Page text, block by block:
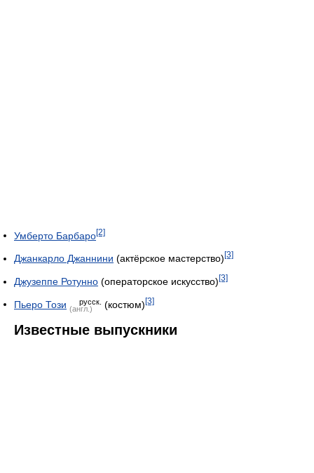
Умберто Барбаро[2]
Джанкарло Джаннини (актёрское мастерство) [3]
Джузеппе Ротунно (операторское искусство)[3]
Пьеро Този (англ.)
русск. (костюм)[3]
Известные выпускники